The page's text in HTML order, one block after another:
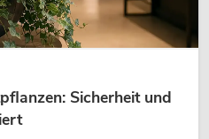
Sicherheit und